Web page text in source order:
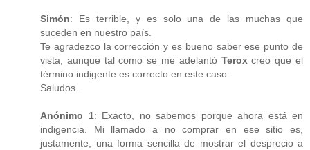
Simón: Es terrible, y es solo una de las muchas que
suceden en nuestro país.
Te agradezco la corrección y es bueno saber ese punto de
vista, aunque tal como se me adelantó Teroxcreo que el
término indigente es correcto en este caso.
Saludos...
Anónimo 1: Exacto, no sabemos porque ahora está en
indigencia. Mi llamado a no comprar en ese sitio es,
justamente, una forma sencilla de mostrar el desprecio a